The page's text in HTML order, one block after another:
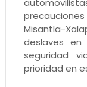
Misantla-
deslaves
seguridad
prioridad en